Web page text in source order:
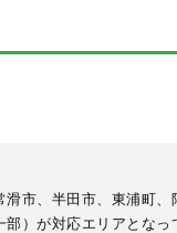
市、半田市、東浦町
）が対応エリアとな